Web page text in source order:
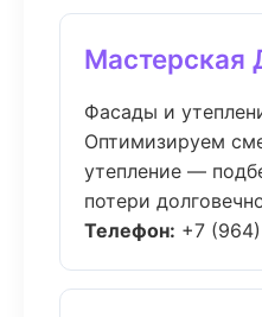
Мастерская
Фасады и
Оптимизируем
утепление —
потери
Телефон: +7